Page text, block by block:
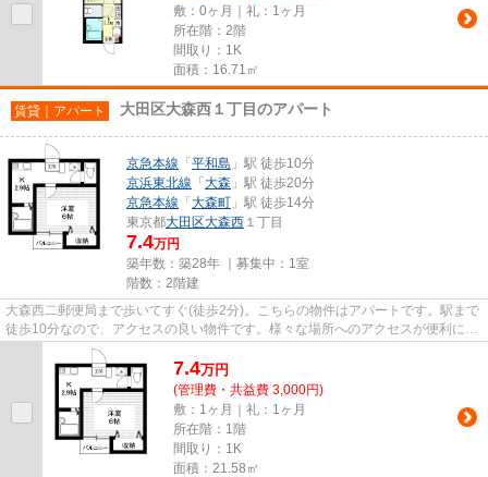
敷：0ヶ月｜礼：1ヶ月
所在階：2階
間取り：1K
面積：16.71㎡
賃貸｜アパート 大田区大森西１丁目のアパート
京急本線 「 平和島 」駅 徒歩10分
京浜東北線 「 大森 」駅 徒歩20分
京急本線 「 大森町 」駅 徒歩14分
東京都大田区大森西 １丁目
7.4万円
築年数：築28年 ｜募集中： 1室
階数：2階建
大森西二郵便局まで歩いてすぐ(徒歩2分)。こちらの物件はアパートです。駅まで
徒歩10分なので、アクセスの良い物件です。様々な場所へのアクセスが便利にな
る、2駅利用可能なアパート...
7.4万円
(管理費・共益費 3,000円)
敷：1ヶ月｜礼：1ヶ月
所在階：1階
間取り：1K
面積：21.58㎡